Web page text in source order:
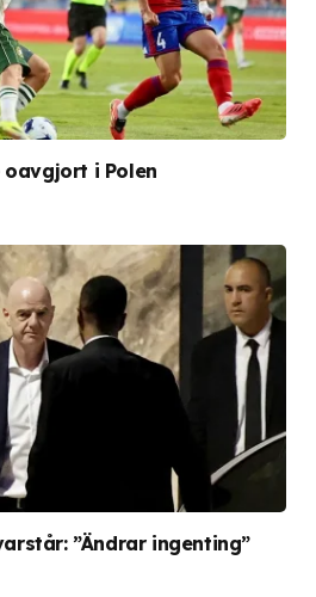
i Polen
”Ändrar ingenting”